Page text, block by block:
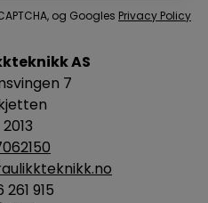
AS
7
2013
261 915
og Googles Privacy Policy